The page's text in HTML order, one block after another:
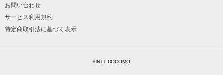
お問い合わせ
サービス利用規約
特定商取引法に基づく表示
©NTT DOCOMO